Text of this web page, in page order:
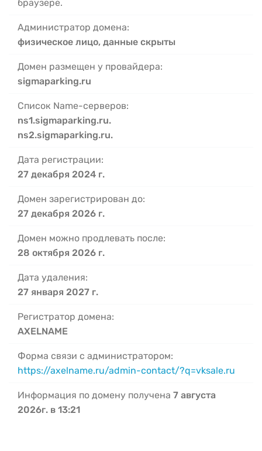
браузере.
Администратор домена:
физическое лицо, данные скрыты
Домен размещен у провайдера:
sigmaparking.ru
Список Name-серверов:
ns1.sigmaparking.ru.
ns2.sigmaparking.ru.
Дата регистрации:
27 декабря 2024 г.
Домен зарегистрирован до:
27 декабря 2026 г.
Домен можно продлевать после:
28 октября 2026 г.
Дата удаления:
27 января 2027 г.
Регистратор домена:
AXELNAME
Форма связи с администратором:
https://axelname.ru/admin-contact/?q=vksale.ru
Информация по домену получена 7 августа
2026г. в 13:21